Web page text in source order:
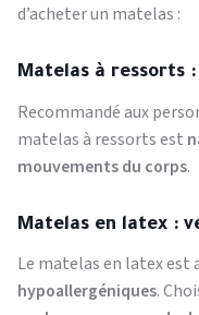
d’acheter un matelas :
Matelas à ressorts
Recommandé aux
matelas à ressorts est
mouvements du corps.
Matelas en latex :
Le matelas en latex est
hypoallergéniques.